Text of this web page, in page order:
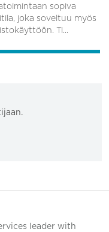
sopiva
joka soveltuu myös
Ti...
leader with